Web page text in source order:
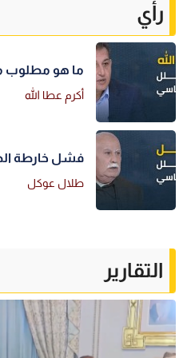
رأي
ما هو مطلوب
أكرم عطا الله
فشل خارطة
طلال عوكل
التقارير